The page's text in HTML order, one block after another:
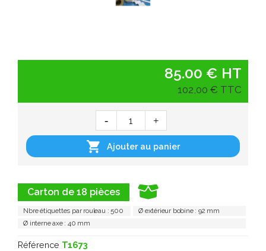
Carton de 18 pièces
Nbre étiquettes par rouleau : 500
Ø extérieur bobine : 92 mm
Ø interne axe : 40 mm
Référence T1673
85.00 € HT
102,00 € TTC
 Ajouter au panier